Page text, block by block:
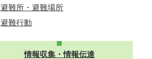
避難所・避難場所
避難行動
情報収集・情報伝達